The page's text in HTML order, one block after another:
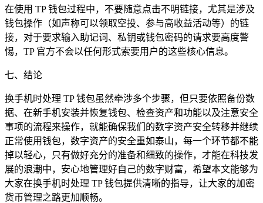
在使用 TP 钱包过程中，不要随意点击不明链接，尤其是涉及
钱包操作（如声称可以领取空投、参与高收益活动等）的链
接，对于要求输入助记词、私钥或钱包密码的请求要高度警
惕，TP 官方不会以任何形式索要用户的这些核心信息。
七、结论
换手机时处理 TP 钱包虽然牵涉多个步骤，但只要依照备份数
据、在新手机安装并恢复钱包、检查资产和功能以及注意安全
事项的流程来操作，就能确保我们的数字资产安全转移并继续
正常使用钱包，数字资产的安全重如泰山，每一个环节都不能
掉以轻心，只有做好充分的准备和细致的操作，才能在科技发
展的浪潮中，安心地管理好自己的数字财富，希望本文能够为
大家在换手机时处理 TP 钱包提供清晰的指导，让大家的加密
货币管理之路更加顺畅。